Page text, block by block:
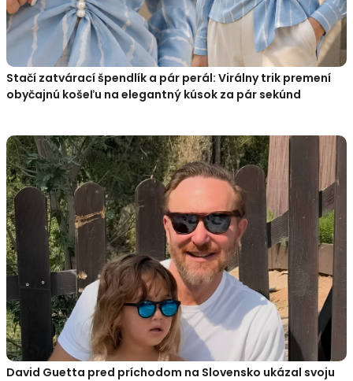
Stačí zatvárací špendlík a pár perál: Virálny trik premení
obyčajnú košeľu na elegantný kúsok za pár sekúnd
David Guetta pred príchodom na Slovensko ukázal svoju